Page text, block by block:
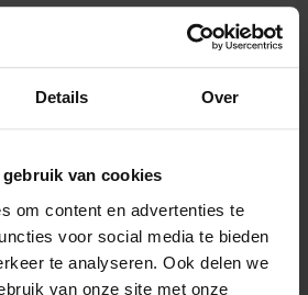
Details Over
van cookies
om content en advertenties te
voor social media te bieden
te analyseren. Ook delen we
van onze site met onze
500 watt vermogen
5 snelheden
62,95
Bosch MFQ2420B Zwart
Mixer